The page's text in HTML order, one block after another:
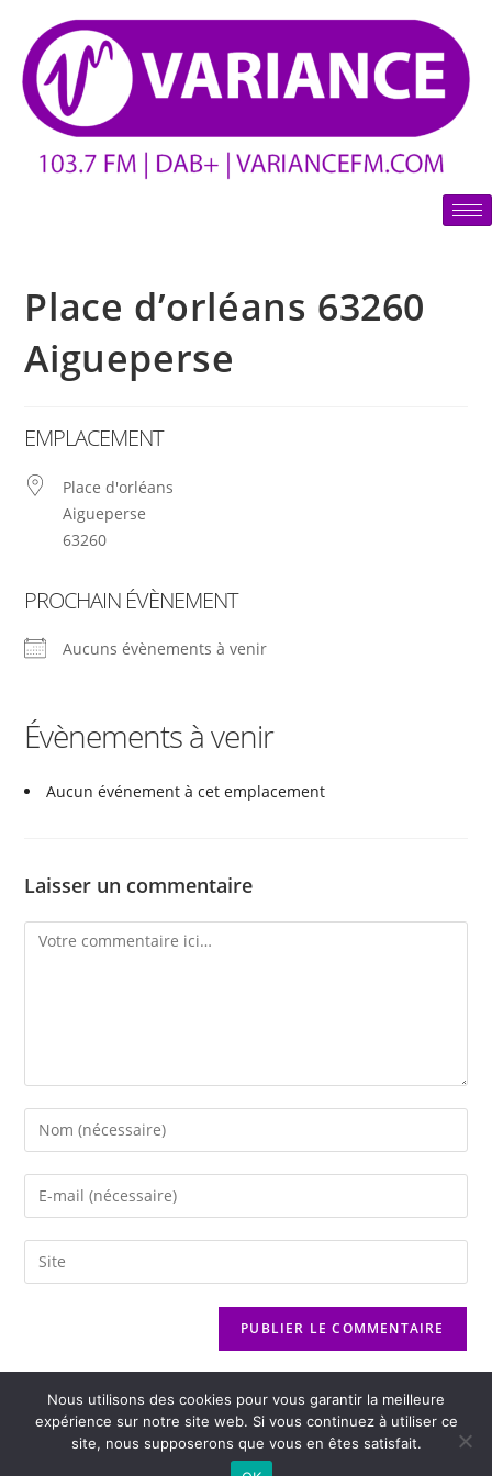
Place d’orléans 63260
Aigueperse
EMPLACEMENT
Place d'orléans
Aigueperse
63260
PROCHAIN ÉVÈNEMENT
Aucuns évènements à venir
Évènements à venir
Aucun événement à cet emplacement
Laisser un commentaire
Nous utilisons des cookies pour vous garantir la meilleure
expérience sur notre site web. Si vous continuez à utiliser ce
site, nous supposerons que vous en êtes satisfait.